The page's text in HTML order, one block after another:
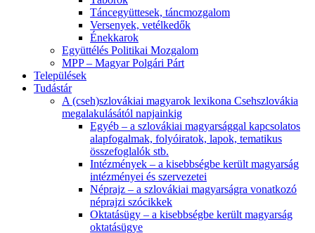
Táncegyüttesek, táncmozgalom
Versenyek, vetélkedők
Énekkarok
Együttélés Politikai Mozgalom
MPP – Magyar Polgári Párt
Települések
Tudástár
A (cseh)szlovákiai magyarok lexikona Csehszlovákia
megalakulásától napjainkig
Egyéb – a szlovákiai magyarsággal kapcsolatos
alapfogalmak, folyóiratok, lapok, tematikus
összefoglalók stb.
Intézmények – a kisebbségbe került magyarság
intézményei és szervezetei
Néprajz – a szlovákiai magyarságra vonatkozó
néprajzi szócikkek
Oktatásügy – a kisebbségbe került magyarság
oktatásügye